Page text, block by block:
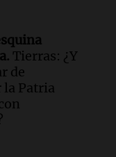
contra
debatida en
la polémica
Tierras: ¿Y
de
la Patria